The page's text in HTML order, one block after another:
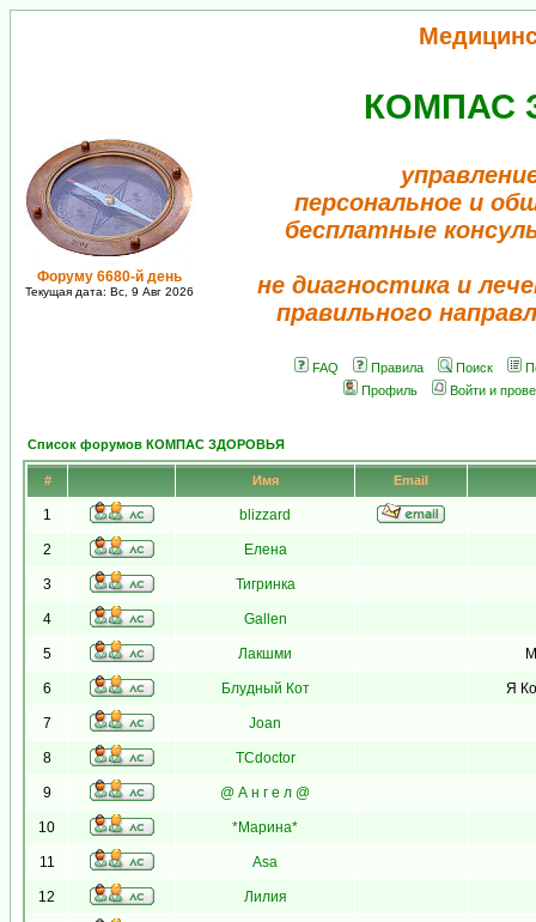
Форуму 6680-й день
Текущая дата: Вс, 9 Авг 2026
КОМПАС
персональное и
бесплатные
не диагностика и
правильного
FAQ Правила Поиск
Профиль
Войти и
Список форумов КОМПАС ЗДОРОВЬЯ
# Имя Email
1 blizzard
2 Елена
3 Тигринка
4 Gallen
5 Лакшми
6 Блудный Кот Я
7 Joan
8 TCdoctor
9 @ А н г е л @
10 *Марина*
11 Asa
12 Лилия